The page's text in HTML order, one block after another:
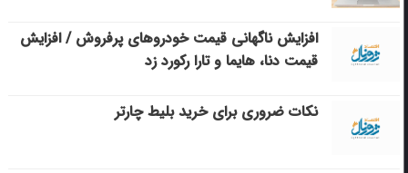
افزایش ناگهانی قیمت خودروهای پرفروش / افزایش
قیمت دنا، هایما و تارا رکورد زد
نکات ضروری برای خرید بلیط چارتر